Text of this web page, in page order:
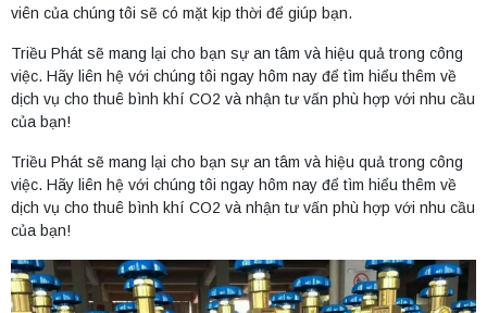
viên của chúng tôi sẽ có mặt kịp thời để giúp bạn.
Triều Phát sẽ mang lại cho bạn sự an tâm và hiệu quả trong công
việc. Hãy liên hệ với chúng tôi ngay hôm nay để tìm hiểu thêm về
dịch vụ cho thuê bình khí CO2 và nhận tư vấn phù hợp với nhu cầu
của bạn!
Triều Phát sẽ mang lại cho bạn sự an tâm và hiệu quả trong công
việc. Hãy liên hệ với chúng tôi ngay hôm nay để tìm hiểu thêm về
dịch vụ cho thuê bình khí CO2 và nhận tư vấn phù hợp với nhu cầu
của bạn!